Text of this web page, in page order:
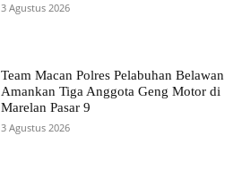
3 Agustus 2026
Team Macan Polres Pelabuhan Belawan
Amankan Tiga Anggota Geng Motor di
Marelan Pasar 9
3 Agustus 2026